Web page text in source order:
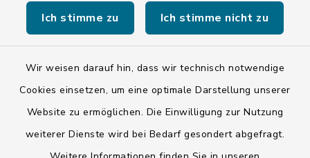
Ich stimme zu Ich stimme nicht zu
Wir weisen darauf hin, dass wir technisch notwendige
Cookies einsetzen, um eine optimale Darstellung unserer
Website zu ermöglichen. Die Einwilligung zur Nutzung
weiterer Dienste wird bei Bedarf gesondert abgefragt.
Kontakt